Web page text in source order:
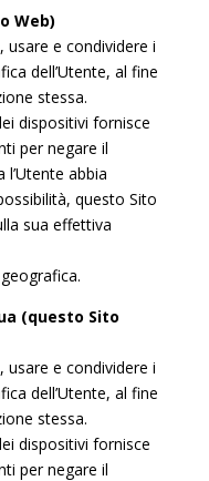
Web)
usare e condividere i
dell’Utente, al fine
stessa.
dispositivi fornisce
per negare il
abbia
questo Sito
sua effettiva
(questo Sito
usare e condividere i
dell’Utente, al fine
stessa.
dispositivi fornisce
per negare il